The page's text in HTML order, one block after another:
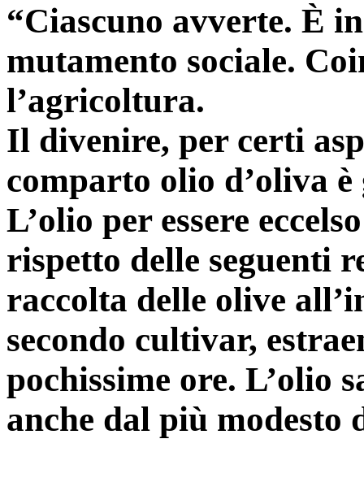
“Ciascuno avverte. È
mutamento sociale.
l’agricoltura.
Il divenire, per certi
comparto olio d’oliva
L’olio per essere
rispetto delle seguenti
raccolta delle olive
secondo cultivar,
pochissime ore. L’olio
anche dal più modesto